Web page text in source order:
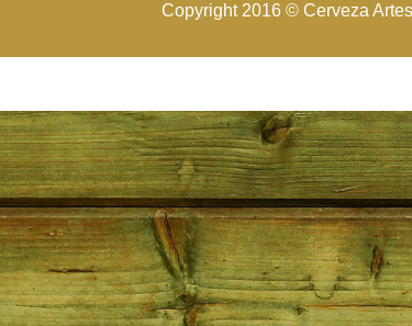
Copyright 2016 © Cerveza